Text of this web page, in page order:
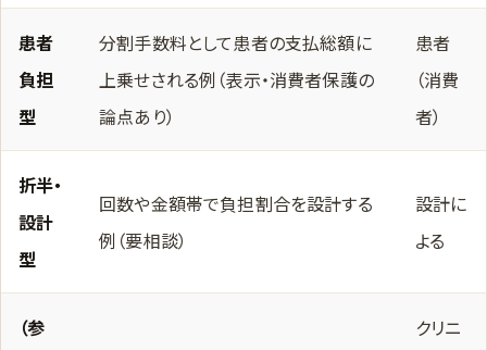
患者
負担
型
分割手数料として患者の支払総額に
上乗せされる例（表示・消費者保護の
論点あり）
患者
（消費
者）
折半・
設計
型
回数や金額帯で負担割合を設計する
例（要相談）
設計に
よる
（参
クリニ